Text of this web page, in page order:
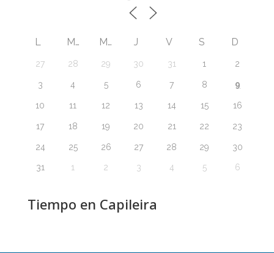
L M M J V S D
27 28 29 30 31 1 2
3 4 5 6 7 8 9
10 11 12 13 14 15 16
17 18 19 20 21 22 23
24 25 26 27 28 29 30
31 1 2 3 4 5 6
Tiempo en Capileira